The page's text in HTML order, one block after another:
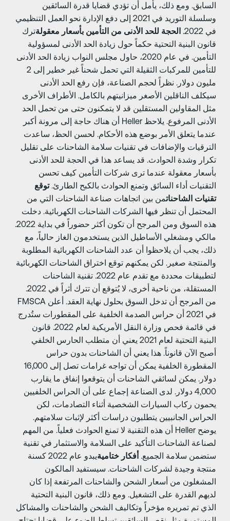
ومع ذلك، يأمل أن تؤدي قضايا قدرة السائقين
وسلسلة التوريد في 2021 إلى دفع الإدارة نحو العمل التنظيمي
الحجة للحد الأدنى من التأمين بأسعار معقولةترك
البنية التحتية حكماً حول زيادة الحد الأدنى لمسؤولية
التأمين. في عام 2020، حاول مجلس النواب زيادة الحد الأدنى
للتأمين للمركبات الثقيلة التي تحمل شحناً غير خطير إلى 2
دولار. نظراً لحجم الصناعة، فإن رفع الحد الأدنى
الناقلين الأصغر ميزانيتهم بالكامل. الأطراف الأخرى
المقاولين المستقلين قد لا يتمكنون حتى من تحمل الحد
الأدنى المرفوع. يلاحظ Heller أن هناك حاجة إلى مرونة أكبر
يتعلق الأمر بوضع هذه الأحكام. لحسن الحظ، ساعدت
والإضافات في تقنيات سلامة الشاحنات على تقليل
وشدة الحوادث. قد يساعد هذا في الحجة للحد الأدنى
معقولة عندما ترى شركات التأمين كيف تحسن
أداء السائق وتمنع الحوادث بالكبح الطارئ.توقع
الشاحناتمن بين اتجاهات صناعة الشاحنات التي من
أن تنظر فيها الشركات الشاحنات الكهربائية. دخلت
هذه السوق ومن المرجح أن تكون أكثر حضوراً في بداية 2022.
ومشغلي الأساطيل الذين يستخدمون الغاز حالياً، مع
يجب أن يلاحظوا أن عدد الشاحنات الكهربائية المطلوبة
صغير. لكن يمكنهم توقع اختراق الشاحنات الكهربائية
لتطبيقات محددة مع تقدم عام 2022. تقنية الشاحنات
المستقلة، من ناحية أخرى، لا يُتوقع أن تترك أثراً في 2022.
من المرجح أن تدخل السوق بحلول نهاية العقد. أعلن FMSCA
في 2021 أن حراس الصدمة الخلفية على المقطورات ستُدرج
في قائمة فحص وزارة النقل الأمريكية لعام 2022. قانون
البنية التحتية لعام 2021 يعني أن متطلب الحارس الخلفي
الآن قانوناً. هذا يعني أن الشاحنات بدون حراس
المقطورة الخلفية يمكن أن تواجه غرامات تصل إلى 16,000
يمكن لسائقي الشاحنات أن يتوقعوا إنفاق ما يقارب
4,000 دولار. لدى الصناعة إجماع على أن الحراس الخلفيين
ركاب السيارات الشخصية أثناء التصادمات، لكن
الجانبيين يتطلبون دراسات أكثر لإثبات سلامتهم.
يوضح Heller أن هذه التقنية لا تمنع الحوادث فعلياً. من المهم
الشاحنات التأكيد على السلامة والاستثمار في تقنية
سلامة الجميع.أفكار ختامية
يبدو عام 2022 كسنة
وجيدة لشركات الشاحنات. سيستفيد المالكون
من أسعار الشحن والشاحنات المرتفعة إذا كان
القدرة على التشغيل. ومع ذلك، قانون البنية التحتية
تم تمريره مؤخراً وتكاليف الشحن والشاحنات والمشاكل